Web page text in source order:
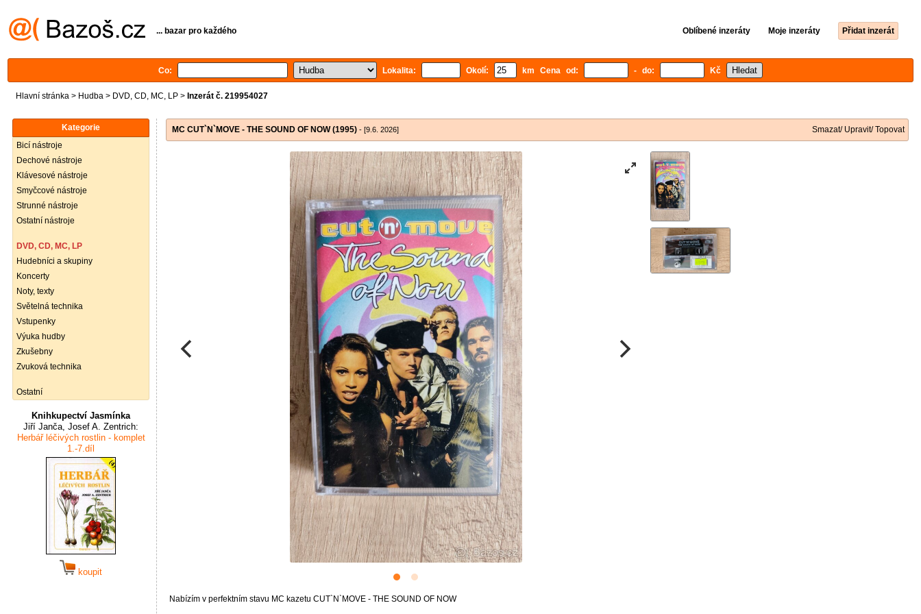
... bazar pro každého Oblíbené inzeráty Moje inzeráty Přidat inzerát
Co: Lokalita: Okolí: km Cena od: - do: Kč
Hlavní stránka > Hudba > DVD, CD, MC, LP > Inzerát č. 219954027
Kategorie
Bicí nástroje
Dechové nástroje
Klávesové nástroje
Smyčcové nástroje
Strunné nástroje
Ostatní nástroje
DVD, CD, MC, LP
Hudebníci a skupiny
Koncerty
Noty, texty
Světelná technika
Vstupenky
Výuka hudby
Zkušebny
Zvuková technika
Ostatní
Knihkupectví Jasmínka
Jiří Janča, Josef A. Zentrich:
Herbář léčivých rostlin - komplet
1.-7.díl
koupit
MC CUT`N`MOVE - THE SOUND OF NOW (1995) - [9.6. 2026] Smazat/ Upravit/ Topovat
Nabízím v perfektním stavu MC kazetu CUT`N`MOVE - THE SOUND OF NOW